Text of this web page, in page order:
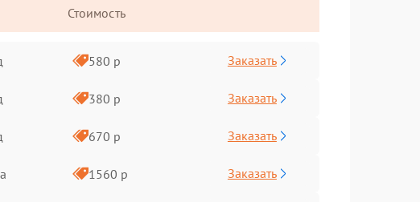
Стоимость
580 р Заказать
380 р Заказать
670 р Заказать
1560 р Заказать